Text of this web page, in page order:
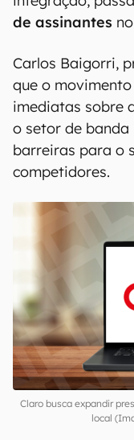
de assinantes
Carlos Baigorri,
que o
imediatas sobre
o setor de banda
barreiras para o
competidores.
Claro busca expandir
local